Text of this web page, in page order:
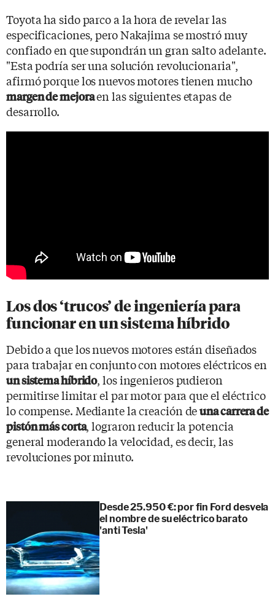
Toyota ha sido parco a la hora de revelar las
especificaciones, pero Nakajima se mostró muy
confiado en que supondrán un gran salto adelante.
"Esta podría ser una solución revolucionaria",
afirmó porque los nuevos motores tienen mucho
margen de mejoraen las siguientes etapas de
desarrollo.
Los dos ‘trucos’ de ingeniería para
funcionar en un sistema híbrido
Debido a que los nuevos motores están diseñados
para trabajar en conjunto con motores eléctricos en
un sistema híbrido, los ingenieros pudieron
permitirse limitar el par motor para que el eléctrico
lo compense. Mediante la creación deuna carrera de
pistón más corta, lograron reducir la potencia
general moderando la velocidad, es decir, las
revoluciones por minuto.
Desde 25.950 €: por fin Ford desvela
el nombre de su eléctrico barato
'anti Tesla'